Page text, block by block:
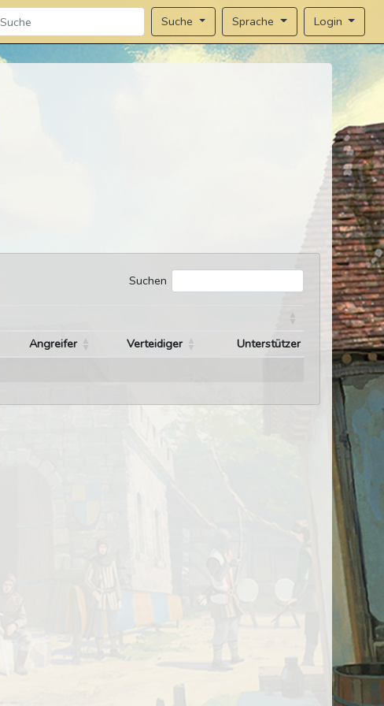
Suche Sprache Login
Suchen
Angreifer Verteidiger
Unterstützer